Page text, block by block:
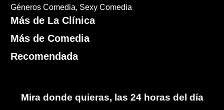
Géneros Comedia Sexy Comedia
Más de La Clínica
Más de Comedia
Recomendada
Mira donde quieras, las 24 horas del día